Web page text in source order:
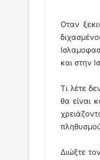
Οταν
και στην
Τι λέτε
θα είναι
Διώξτε